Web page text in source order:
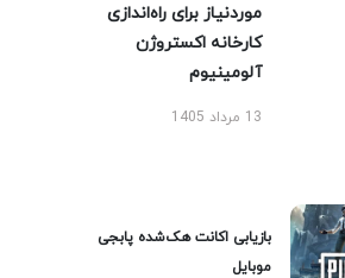
موردنیاز برای راه‌اندازی
کارخانه اکستروژن
آلومینیوم
13 مرداد 1405
بازیابی اکانت هک‌شده پابجی
موبایل